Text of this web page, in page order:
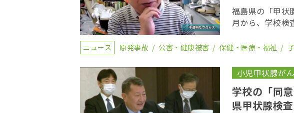
福島県の「甲状
月から、学校検
門とする岡山大
るような検 […]
ニュース 原発事故 公害・健康被害 保健・医療・福祉
小児甲状腺がん
学校の「同
県甲状腺検査